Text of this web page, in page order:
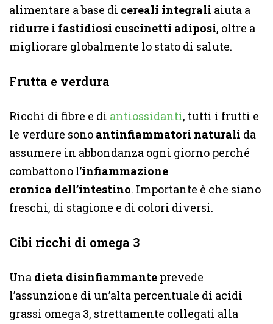
alimentare a base di cereali integrali aiuta a
ridurre i fastidiosi cuscinetti adiposi, oltre a
migliorare globalmente lo stato di salute.
Frutta e verdura
Ricchi di fibre e di antiossidanti, tutti i frutti e
le verdure sono antinfiammatori naturali da
assumere in abbondanza ogni giorno perché
combattono l’infiammazione
cronica dell’intestino. Importante è che siano
freschi, di stagione e di colori diversi.
Cibi ricchi di omega 3
Una dieta disinfiammante prevede
l’assunzione di un’alta percentuale di acidi
grassi omega 3, strettamente collegati alla